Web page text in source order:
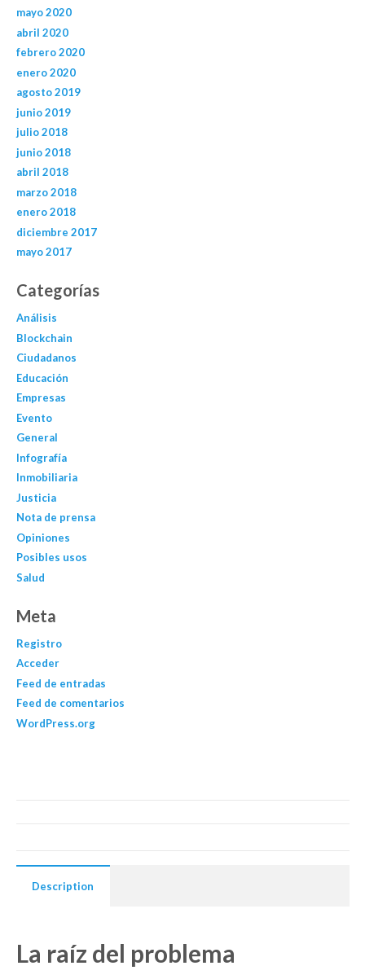
mayo 2020
abril 2020
febrero 2020
enero 2020
agosto 2019
junio 2019
julio 2018
junio 2018
abril 2018
marzo 2018
enero 2018
diciembre 2017
mayo 2017
Categorías
Análisis
Blockchain
Ciudadanos
Educación
Empresas
Evento
General
Infografía
Inmobiliaria
Justicia
Nota de prensa
Opiniones
Posibles usos
Salud
Meta
Registro
Acceder
Feed de entradas
Feed de comentarios
WordPress.org
Description
La raíz del problema